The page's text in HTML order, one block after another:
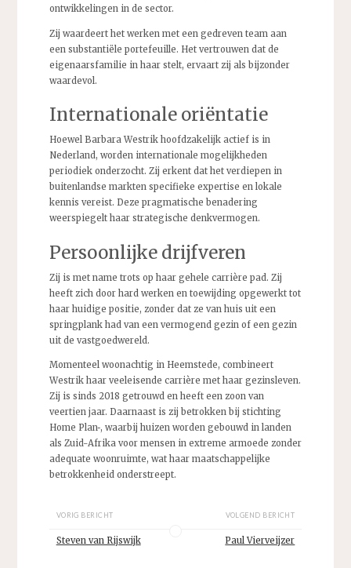
ontwikkelingen in de sector.
Zij waardeert het werken met een gedreven team aan
een substantiële portefeuille. Het vertrouwen dat de
eigenaarsfamilie in haar stelt, ervaart zij als bijzonder
waardevol.
Internationale oriëntatie
Hoewel Barbara Westrik hoofdzakelijk actief is in
Nederland, worden internationale mogelijkheden
periodiek onderzocht. Zij erkent dat het verdiepen in
buitenlandse markten specifieke expertise en lokale
kennis vereist. Deze pragmatische benadering
weerspiegelt haar strategische denkvermogen.
Persoonlijke drijfveren
Zij is met name trots op haar gehele carrière pad. Zij
heeft zich door hard werken en toewijding opgewerkt tot
haar huidige positie, zonder dat ze van huis uit een
springplank had van een vermogend gezin of een gezin
uit de vastgoedwereld.
Momenteel woonachtig in Heemstede, combineert
Westrik haar veeleisende carrière met haar gezinsleven.
Zij is sinds 2018 getrouwd en heeft een zoon van
veertien jaar. Daarnaast is zij betrokken bij stichting
Home Plan , waarbij huizen worden gebouwd in landen
als Zuid-Afrika voor mensen in extreme armoede zonder
adequate woonruimte, wat haar maatschappelijke
betrokkenheid onderstreept.
VORIG BERICHT
Steven van Rijswijk
VOLGEND BERICHT
Paul Vierveijzer